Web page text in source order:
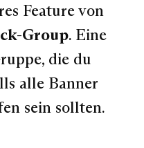
Feature von
Group. Eine
die du
alle Banner
sein sollten.